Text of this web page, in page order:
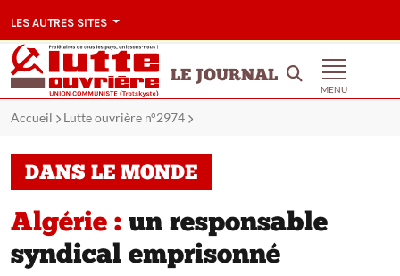
LES AUTRES SITES
LE JOURNAL
MENU
Accueil Lutte ouvrière n°2974
DANS LE MONDE
Algérie : un responsable
syndical emprisonné